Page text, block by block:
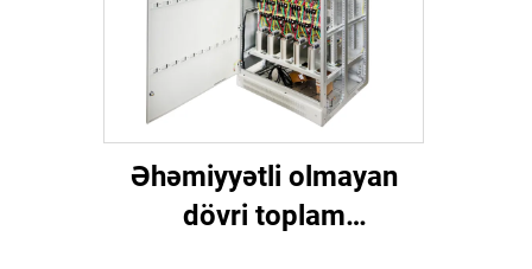
Əhəmiyyətli olmayan
dövri toplam